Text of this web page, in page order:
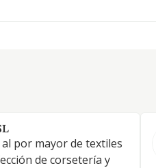
por mayor de textiles
de corsetería y